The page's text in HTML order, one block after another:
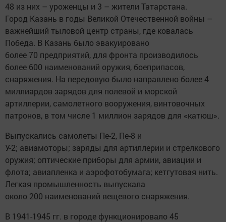
48 из них – уроженцы и 3 – жители Татарстана.
Город Казань в годы Великой Отечественной войны –
важнейший тыловой центр страны, где ковалась
Победа. В Казань было эвакуировано
более 70 предприятий, для фронта производилось
более 600 наименований оружия, боеприпасов,
снаряжения. На передовую было направлено более 4
миллиардов зарядов для полевой и морской
артиллерии, самолетного вооружения, винтовочных
патронов, в том числе 1 миллион зарядов для «катюш».
Выпускались самолеты Пе-2, Пе-8 и
У-2; авиамоторы; заряды для артиллерии и стрелкового
оружия; оптические приборы для армии, авиации и
флота; авиапленка и аэрофотобумага; кетгутовая нить.
Легкая промышленность выпускала
около 200 наименований вещевого снаряжения.
В 1941-1945 гг. в городе функционировало 45